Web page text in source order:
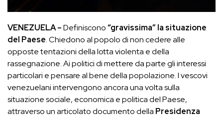
VENEZUELA –Definiscono“gravissima” la situazione
del Paese. Chiedono al popolo di non cedere alle
opposte tentazioni della lotta violenta e della
rassegnazione. Ai politici di mettere da parte gli interessi
particolari e pensare al bene della popolazione. I vescovi
venezuelani intervengono ancora una volta sulla
situazione sociale, economica e politica del Paese,
attraverso un articolato documento della Presidenza